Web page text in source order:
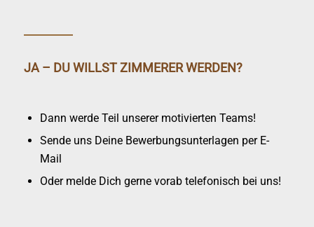
JA – DU WILLST ZIMMERER WERDEN?
Dann werde Teil unserer motivierten Teams!
Sende uns Deine Bewerbungsunterlagen per E-
Mail
Oder melde Dich gerne vorab telefonisch bei uns!